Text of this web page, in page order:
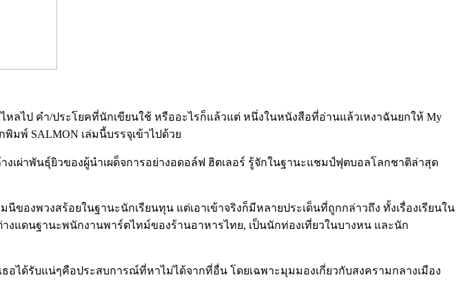
ลไป คำ/ประโยคที่นักเขียนใช้ หรืออะไรก็แล้วแต่ หนึ่งในหนังสือที่อ่านแล้วเหงาฉันยกให้ My
พิมพ์ SALMON เล่มนี้บรรจุเข้าไปด้วย
เผ่าพันธุ์ยิวของผู้นำเผด็จการอย่างอดอล์ฟ ฮิตเลอร์ รู้จักในฐานะแชมป์ฟุตบอลโลกชาติล่าสุด
องพวงสร้อยในฐานะนักเรียนทุน แต่เอาเข้าจริงก็มีหลายประเด็นที่ถูกกล่าวถึง ทั้งเรื่องเรียนใน
งแดนฐานะพนักงานพาร์ตไทม์ของร้านอาหารไทย, เป็นนักท่องเที่ยวในบางหน และนัก
อได้รับแน่ๆคือประสบการณ์ที่หาไม่ได้จากที่อื่น โดยเฉพาะมุมมองเกี่ยวกับสงครามกลางเมือง